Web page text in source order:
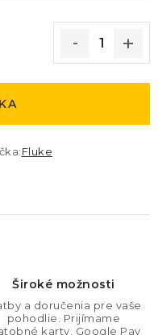
Fluke
Široké možnosti
a doručenia pre vaše
pohodlie. Prijímame
karty, Google Pay